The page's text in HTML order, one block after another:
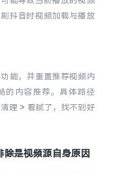
对比Y机型
iQOO 15
能硬件
抖音时视频加载与播放
能，并重置推荐视频内
的内容推荐。具体路径
理 > 看腻了，找不到好
是视频源自身原因